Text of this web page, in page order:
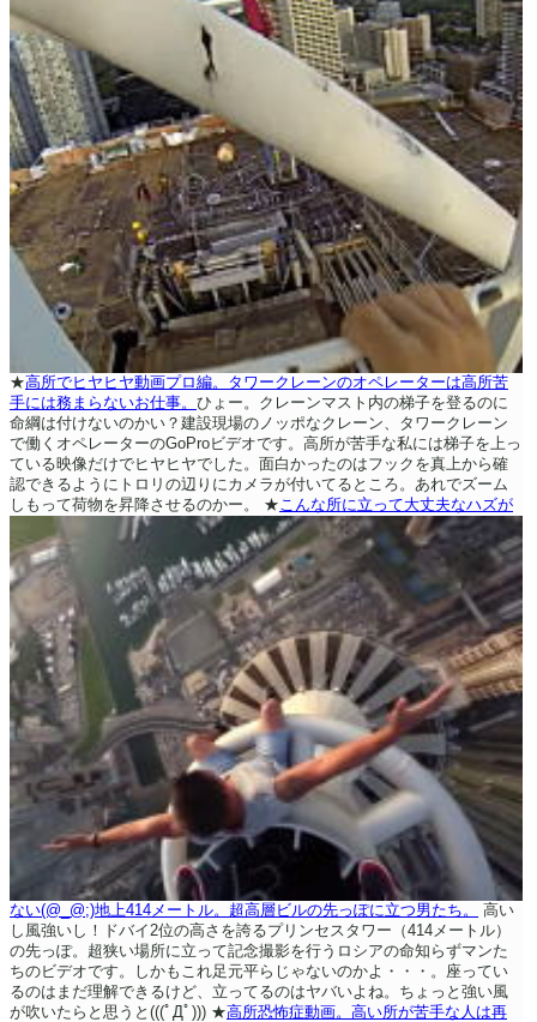
★高所でヒヤヒヤ動画プロ編。タワークレーンのオペレーターは高所苦
手には務まらないお仕事。 ひょー。クレーンマスト内の梯子を登るのに
命綱は付けないのかい？建設現場のノッポなクレーン、タワークレーン
で働くオペレーターのGoProビデオです。高所が苦手な私には梯子を上っ
ている映像だけでヒヤヒヤでした。面白かったのはフックを真上から確
認できるようにトロリの辺りにカメラが付いてるところ。あれでズーム
しもって荷物を昇降させるのかー。
★こんな所に立って大丈夫なハズが
ない(@_@;)地上414メートル。超高層ビルの先っぽに立つ男たち。
高い
し風強いし！ドバイ2位の高さを誇るプリンセスタワー（414メートル）
の先っぽ。超狭い場所に立って記念撮影を行うロシアの命知らずマンた
ちのビデオです。しかもこれ足元平らじゃないのかよ・・・。座ってい
るのはまだ理解できるけど、立ってるのはヤバいよね。ちょっと強い風
が吹いたらと思うと(((ﾟДﾟ))) ★高所恐怖症動画。高い所が苦手な人は再